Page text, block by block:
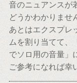
音のニュアンスが
どうかわかりませ
あとはエクスプレ
ムを割り当てて、
でソロ用の音量」
ご参考になれば幸